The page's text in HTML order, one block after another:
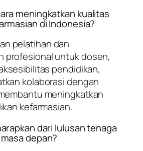
meningkatkan kualitas
di Indonesia?
pelatihan dan
profesional untuk dosen,
pendidikan,
kolaborasi dengan
meningkatkan
kefarmasian.
dari lulusan tenaga
depan?